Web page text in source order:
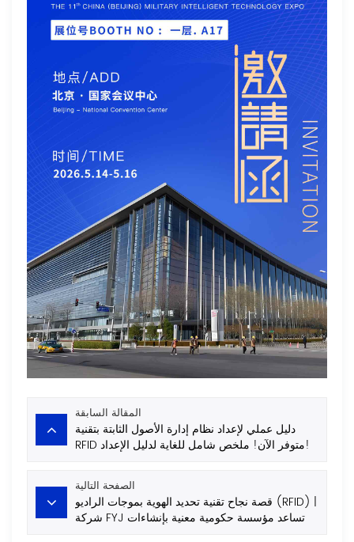
المقالة السابقة
دليل عملي لإعداد نظام إدارة الأصول الثابتة بتقنية
RFID متوفر الآن! ملخص شامل للغاية لدليل الإعداد!
الصفحة التالية
قصة نجاح تقنية تحديد الهوية بموجات الراديو (RFID) |
شركة FYJ تساعد مؤسسة حكومية معنية بإنشاءات